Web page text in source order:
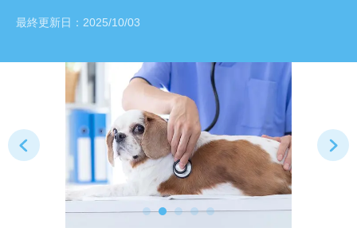
最終更新日： 2025/10/03